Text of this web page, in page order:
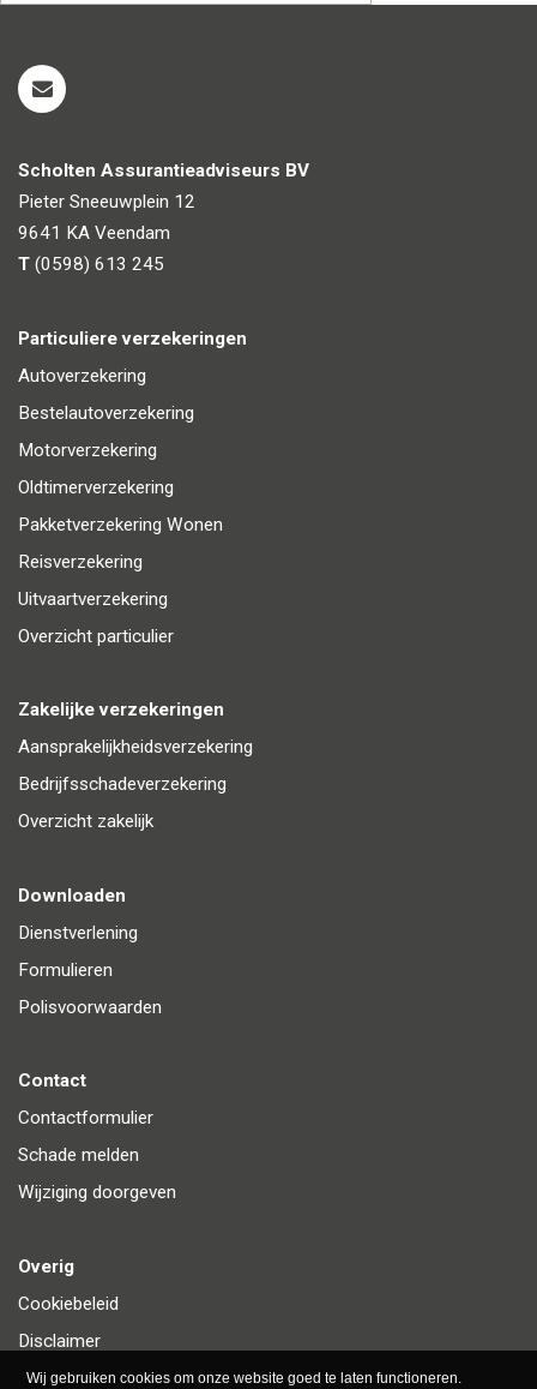
Wij gebruiken cookies om onze website goed te laten functioneren.
Scholten Assurantieadviseurs BV
Pieter Sneeuwplein 12
9641 KA Veendam
T (0598) 613 245
Particuliere verzekeringen
Autoverzekering
Bestelautoverzekering
Motorverzekering
Oldtimerverzekering
Pakketverzekering Wonen
Reisverzekering
Uitvaartverzekering
Overzicht particulier
Zakelijke verzekeringen
Aansprakelijkheidsverzekering
Bedrijfsschadeverzekering
Overzicht zakelijk
Downloaden
Dienstverlening
Formulieren
Polisvoorwaarden
Contact
Contactformulier
Schade melden
Wijziging doorgeven
Overig
Cookiebeleid
Disclaimer
Privacy